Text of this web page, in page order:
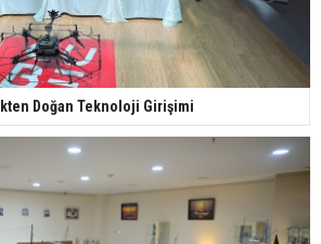
Doğan Teknoloji Girişimi